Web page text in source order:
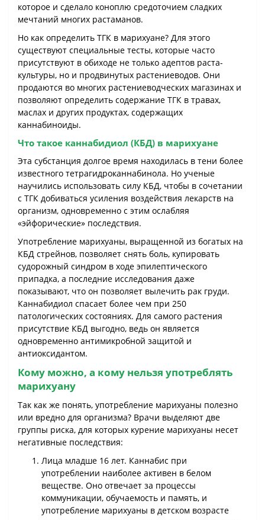
которое и сделало коноплю средоточием сладких
мечтаний многих растаманов.
Но как определить ТГК в марихуане? Для этого
существуют специальные тесты, которые часто
присутствуют в обиходе не только адептов раста-
культуры, но и продвинутых растениеводов. Они
продаются во многих растениеводческих магазинах и
позволяют определить содержание ТГК в травах,
маслах и других продуктах, содержащих
каннабиноиды.
Что такое каннабидиол (КБД) в марихуане
Эта субстанция долгое время находилась в тени более
известного тетрагидроканнабинола. Но ученые
научились использовать силу КБД, чтобы в сочетании
с ТГК добиваться усиления воздействия лекарств на
организм, одновременно с этим ослабляя
«эйфорические» последствия.
Употребление марихуаны, выращенной из богатых на
КБД стрейнов, позволяет снять боль, купировать
судорожный синдром в ходе эпилептического
припадка, а последние исследования даже
показывают, что он позволяет вылечить рак груди.
Каннабидиол спасает более чем при 250
патологических состояниях. Для самого растения
присутствие КБД выгодно, ведь он является
одновременно антимикробной защитой и
антиоксидантом.
Кому можно, а кому нельзя употреблять
марихуану
Так как же понять, употребление марихуаны полезно
или вредно для организма? Врачи выделяют две
группы риска, для которых курение марихуаны несет
негативные последствия:
Лица младше 16 лет. Каннабис при
употреблении наиболее активен в белом
веществе. Оно отвечает за процессы
коммуникации, обучаемость и память, и
употребление марихуаны в детском возрасте